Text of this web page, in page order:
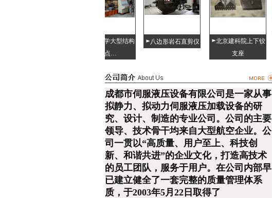
清华大学大型结构
节点…
八边形岩石直剪仪
北京建科院上下铰
支座
成都市伺服液压设备有限公司是一家从事
拟静力、拟动力伺服液压加载设备的研
究、设计、制造的专业公司。公司的主要
领导、技术骨干均来自大型航空企业。公
司一贯以“高质量、用户至上、科技创
新、和谐共进”的企业文化，打造高技术
的员工团队，服务于用户。在公司内部早
已建立健全了一套完整的质量管理体系
质，于2003年5月22日取得了